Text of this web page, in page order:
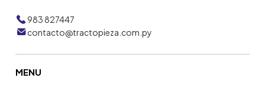
983 827447
contacto@tractopieza.com.py
MENU